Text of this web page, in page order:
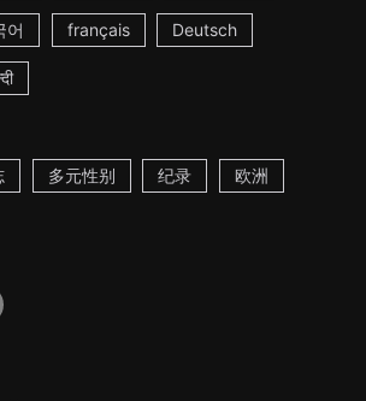
어 français Deutsch
多元性别 纪录 欧洲